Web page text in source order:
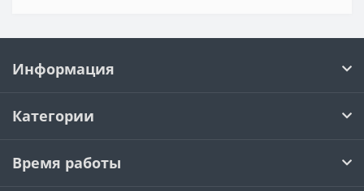
Информация
Категории
Время работы